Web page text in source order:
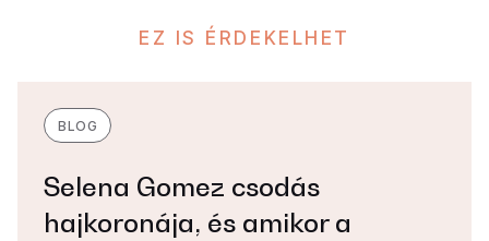
EZ IS ÉRDEKELHET
BLOG
Selena Gomez csodás
hajkoronája, és amikor a